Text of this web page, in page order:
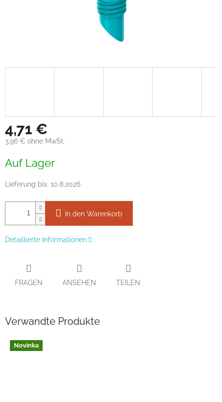
4,71 €
3,96 € ohne MwSt.
Auf Lager
Lieferung bis: 10.8.2026
In den Warenkorb
Detaillierte Informationen
FRAGEN ANSEHEN TEILEN
Verwandte Produkte
Novinka